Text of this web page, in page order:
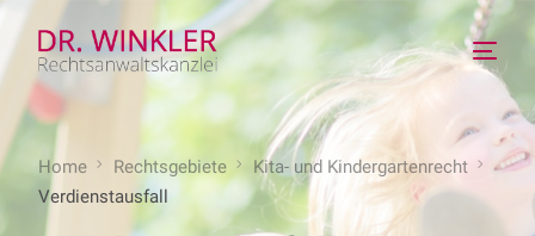
Home Rechtsgebiete
Kita- und Kindergartenrecht
Verdienstausfall